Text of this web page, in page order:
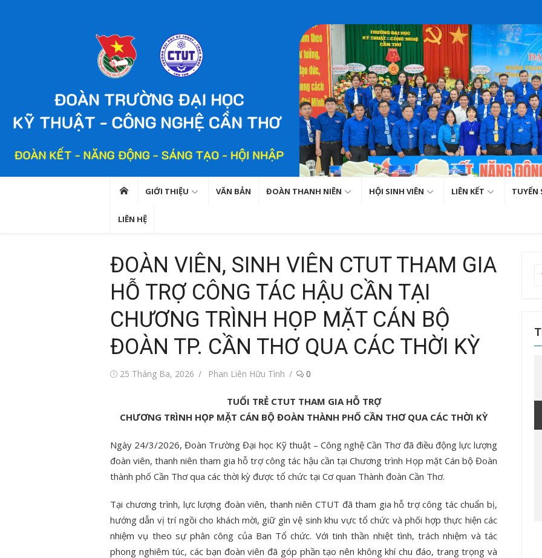
GIỚI THIỆU VĂN BẢN ĐOÀN THANH NIÊN HỘI SINH VIÊN LIÊN KẾT TUYỂN
LIÊN HỆ
ĐOÀN VIÊN, SINH VIÊN CTUT THAM GIA
HỖ TRỢ CÔNG TÁC HẬU CẦN TẠI
CHƯƠNG TRÌNH HỌP MẶT CÁN BỘ
ĐOÀN TP. CẦN THƠ QUA CÁC THỜI KỲ
Đăng25 Tháng Ba, 2026
Tác
Phan Liên Hữu Tình 0
TUỔI TRẺ CTUT THAM GIA HỖ TRỢ
CHƯƠNG TRÌNH HỌP MẶT CÁN BỘ ĐOÀN THÀNH PHỐ CẦN THƠ QUA CÁC THỜI KỲ
Ngày 24/3/2026, Đoàn Trường Đại học Kỹ thuật – Công nghệ Cần Thơ đã điều động lực lượng
đoàn viên, thanh niên tham gia hỗ trợ công tác hậu cần tại Chương trình Họp mặt Cán bộ Đoàn
thành phố Cần Thơ qua các thời kỳ được tổ chức tại Cơ quan Thành đoàn Cần Thơ.
Tại chương trình, lực lượng đoàn viên, thanh niên CTUT đã tham gia hỗ trợ công tác chuẩn bị,
hướng dẫn vị trí ngồi cho khách mời, giữ gìn vệ sinh khu vực tổ chức và phối hợp thực hiện các
nhiệm vụ theo sự phân công của Ban Tổ chức. Với tinh thần nhiệt tình, trách nhiệm và tác
phong nghiêm túc, các bạn đoàn viên đã góp phần tạo nên không khí chu đáo, trang trọng và
Tin tức sự kiện Tin tức sự kiện Tin tức sự kiện